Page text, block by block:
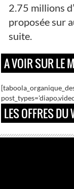
2.75 millions
proposée sur
suite.
A VOIR SUR LE
LES OFFRES DU